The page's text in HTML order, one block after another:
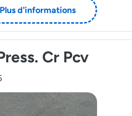
d'informations
Cr Pcv